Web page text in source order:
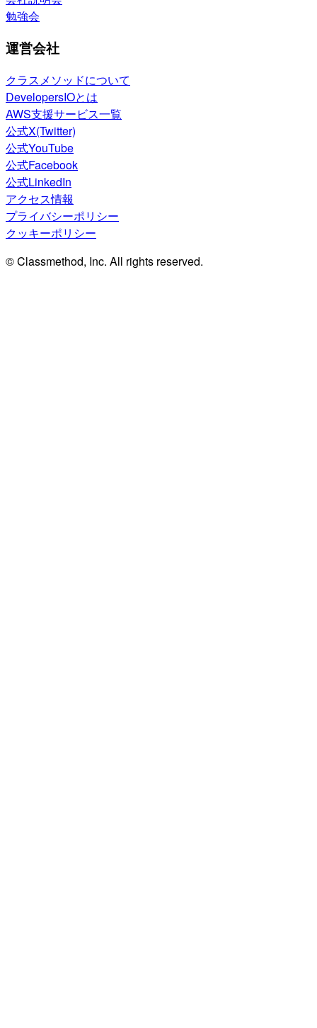
勉強会
運営会社
クラスメソッドについて
DevelopersIOとは
AWS支援サービス一覧
公式X(Twitter)
公式YouTube
公式Facebook
公式LinkedIn
アクセス情報
プライバシーポリシー
クッキーポリシー
© Classmethod, Inc. All rights reserved.